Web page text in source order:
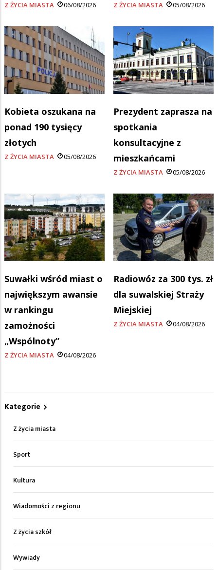
Z ŻYCIA MIASTA 06/08/2026 Z ŻYCIA MIASTA 05/08/2026
Kobieta oszukana na
ponad 190 tysięcy
złotych
Z ŻYCIA MIASTA 05/08/2026
Prezydent zaprasza na
spotkania
konsultacyjne z
mieszkańcami
Z ŻYCIA MIASTA 05/08/2026
Suwałki wśród miast o
największym awansie
w rankingu
zamożności
„Wspólnoty”
Z ŻYCIA MIASTA 04/08/2026
Radiowóz za 300 tys. zł
dla suwalskiej Straży
Miejskiej
Z ŻYCIA MIASTA 04/08/2026
Kategorie
Z życia miasta
Sport
Kultura
Wiadomości z regionu
Z życia szkół
Wywiady